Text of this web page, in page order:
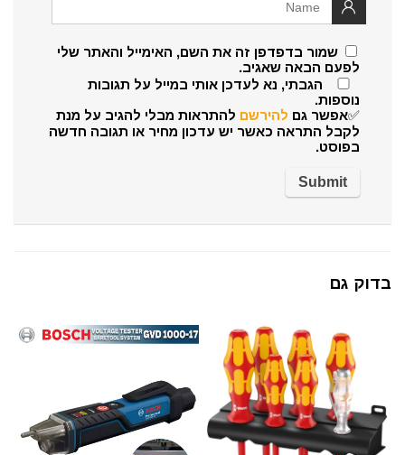
שמור בדפדפן זה את השם, האימייל והאתר שלי
לפעם הבאה שאגיב.
הגבתי, נא לעדכן אותי במייל על תגובות
נוספות.
✅אפשר גם להירשם להתראות מבלי להגיב על מנת
לקבל התראה כאשר יש עדכון מחיר או תגובה חדשה
בפוסט.
בדוק גם